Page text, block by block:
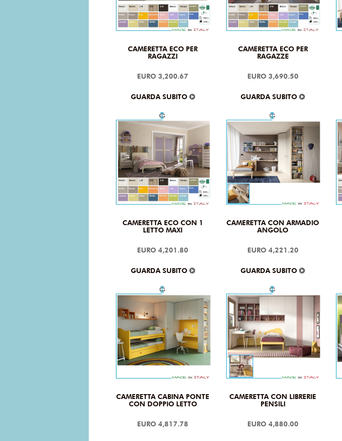
CAMERETTA ECO PER
RAGAZZI
EURO 3,200.67
GUARDA SUBITO
CAMERETTA ECO PER
RAGAZZE
EURO 3,690.50
GUARDA SUBITO
CAMERETTA ECO CON 1
LETTO MAXI
EURO 4,201.80
GUARDA SUBITO
CAMERETTA CON ARMADIO
ANGOLO
EURO 4,221.20
GUARDA SUBITO
CAMERETTA CABINA PONTE
CON DOPPIO LETTO
EURO 4,817.78
CAMERETTA CON LIBRERIE
PENSILI
EURO 4,880.00